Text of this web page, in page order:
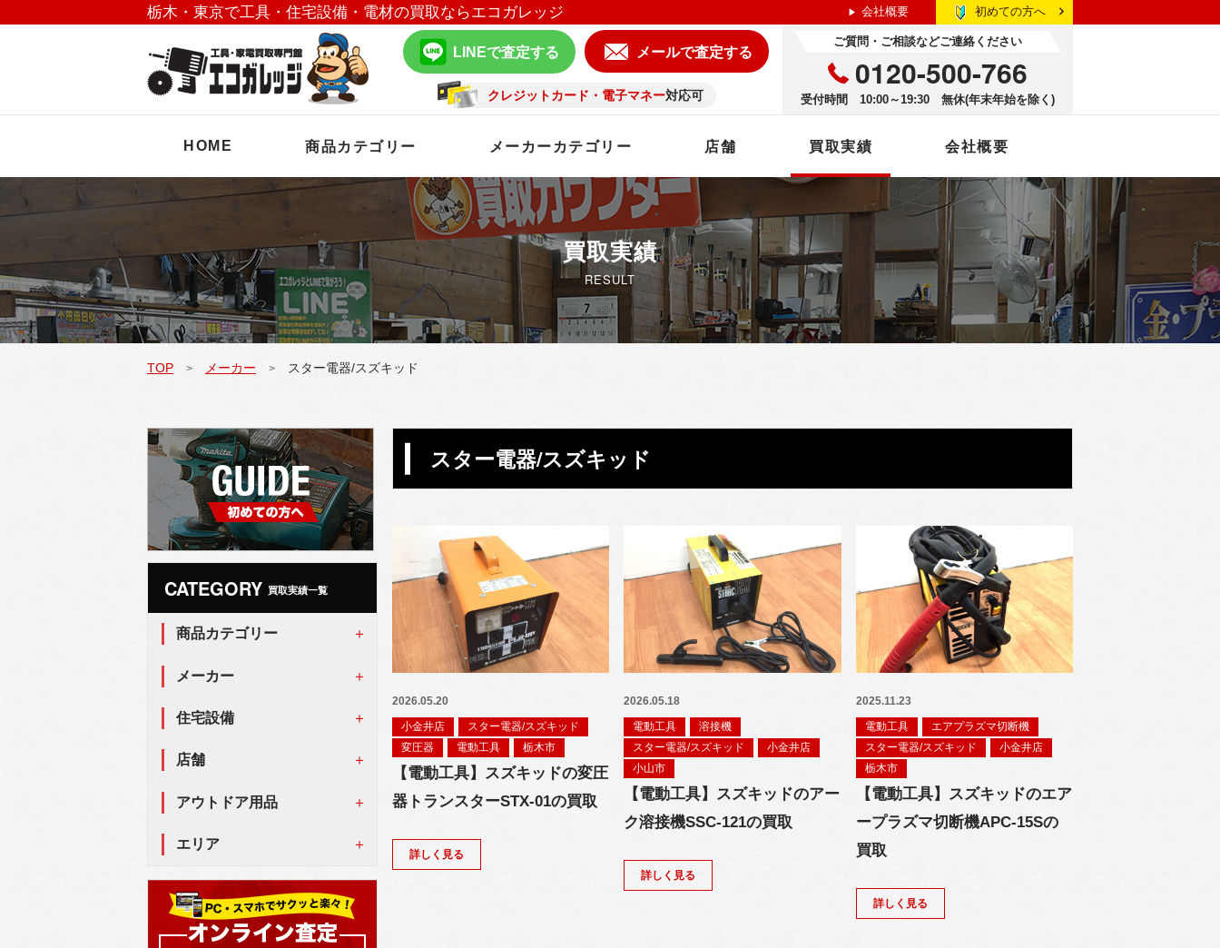
栃木・東京で工具・住宅設備・電材の買取ならエコガレッジ 会社概要 初めての方へ
LINEで査定する メールで査定する
クレジットカード・電子マネー対応可
ご質問・ご相談などご連絡ください
0120-500-766
受付時間 10:00～19:30 無休(年末年始を除く)
HOME 商品カテゴリー メーカーカテゴリー 店舗 買取実績 会社概要
買取実績
RESULT
TOP > メーカー > スター電器/スズキッド
スター電器/スズキッド
2026.05.20
小金井店
スター電器/スズキッド
変圧器
電動工具 栃木市
【電動工具】スズキッドの変圧
器トランスターSTX-01の買取
詳しく見る
2026.05.18
電動工具
溶接機
スター電器/スズキッド
小金井店
小山市
【電動工具】スズキッドのアー
ク溶接機SSC-121の買取
詳しく見る
2025.11.23
電動工具
エアプラズマ切断機
スター電器/スズキッド
小金井店
栃木市
【電動工具】スズキッドのエア
ープラズマ切断機APC-15Sの
買取
詳しく見る
CATEGORY 買取実績一覧
商品カテゴリー
メーカー
住宅設備
店舗
アウトドア用品
エリア